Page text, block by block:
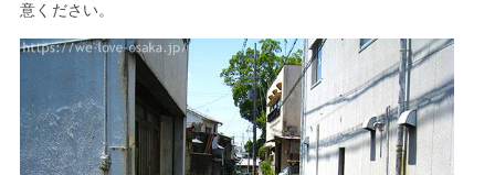
意ください。